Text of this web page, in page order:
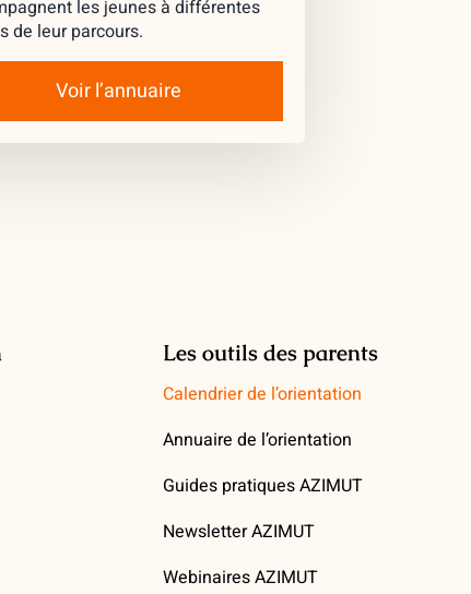
les jeunes à différentes
de leur parcours.
Voir l’annuaire
Les outils des parents
Calendrier de l’orientation
Annuaire de l’orientation
Guides pratiques AZIMUT
Newsletter AZIMUT
Webinaires AZIMUT